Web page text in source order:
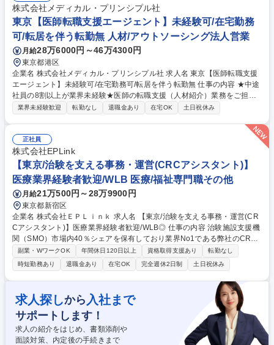
像解析職 未経験歓迎/放射線技師資格を活かしキャリアチェンジ
株式会社メディカル・プリンシプル社
東京【医師転職支援エージェント】未経験可/在宅勤務
可/転居を伴う転勤無 人材/アウトソーシング法人営業
月給28万6000円～46万4300円
東京都港区
企業名 株式会社メディカル・プリンシプル社 求人名 東京【医師転職支援
エージェント】未経験可/在宅勤務可/転居を伴う転勤無 仕事の内容 ★中途
社員の8割以上が業界未経験★医師の転職支援（人材紹介）業務をご担当
いただきます。医師と医療機関、双方を担当する両面営業で、両者の懸け
件ヒアリング、求職ニーズ獲得■医療機関の採用コンサルティング、求人
獲得■医師、医療機関への提案、条件交渉■医療機関訪問■医師、医療機関
の紹介後フォロー、定期フォロー、新規ニーズ開拓 募集職種 東京【医師
転職支援エージェント】未経験可/在宅勤務可/転居を伴う転勤無
業界未経験歓迎 転勤なし 退職金あり 在宅OK 土日祝休み
正社員
株式会社EPLink
【東京/治験を支える事務・運営(CRCアシスタント)】
医療業界経験者歓迎/WLB 医療/福祉専門職その他
月給21万500円～28万9900円
東京都新宿区
企業名 株式会社ＥＰＬｉｎｋ 求人名 【東京/治験を支える事務・運営(CR
Cアシスタント)】医療業界経験者歓迎/WLB◎ 仕事の内容 治験施設支援機
関（SMO）市場内40％シェアを保有しており業界No1である弊社のCRC
アシスタントとして、医療施設で治験コーディネーター（CRC）のサポー
ト業務をお任せします。 ■院内各部署への連絡調整 ■各種資料作成 ■EDC
入力補助（カルテからのデータ入力業務など）■治験事務局のサポート業
務■モニタリング・監査の受け入れ準備および対応など ※施設によっては
検査準備を中心に行う場合もあれば、CRCの網羅的なサポートを行う場合
もございます。 【当ポジション魅力】■フレックスタイム制や、残業時間
は月20時間ほどと少なめのため、ワークライフバランスを実現できます。
募集職種 【東京/治験を支える事務・運営(CRCアシスタント)】医療業界
経験者歓迎/WLB◎
副業・WワークOK 年間休日120日以上 資格取得支援あり
転勤なし
時短勤務あり
退職金あり 在宅OK 完全週休2日制 土日祝休み
求人探しから 入社まで
サポートします！
求人の紹介をはじめ、書類添削や
面談対策、内定後の手続きまで